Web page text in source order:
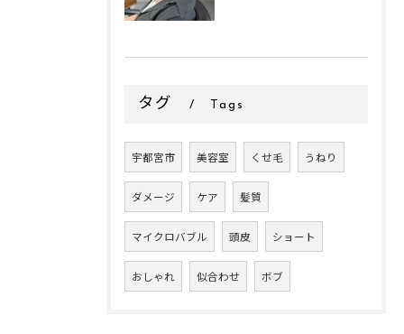
タグ Tags
宇都宮市 美容室 くせ毛 うねり
ダメージ ケア 髪質
マイクロバブル 頭皮 ショート
おしゃれ 似合わせ ボブ